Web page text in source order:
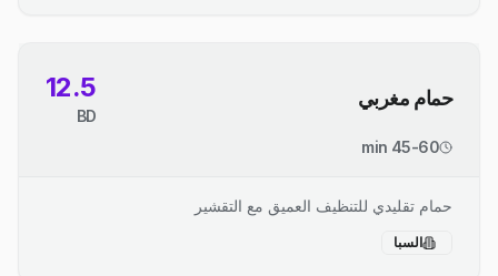
حمام مغربي 12.5
BD
45-60 min
حمام تقليدي للتنظيف العميق مع التقشير
السبا